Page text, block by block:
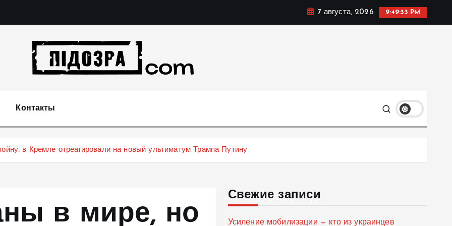
7 августа, 2026 9:49:34 PM
Контакты
в Кремле отреагировали на новый ультиматум Трампа Путину
в мире, но
Свежие записи
Усиление мобилизации — кто из украинцев